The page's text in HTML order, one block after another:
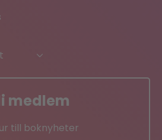
medlem
till boknyheter